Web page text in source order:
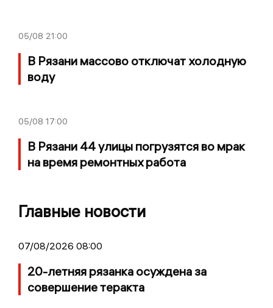
05/08 21:00
В Рязани массово отключат холодную
воду
05/08 17:00
В Рязани 44 улицы погрузятся во мрак
на время ремонтных работа
Главные новости
07/08/2026 08:00
20-летняя рязанка осуждена за
совершение теракта